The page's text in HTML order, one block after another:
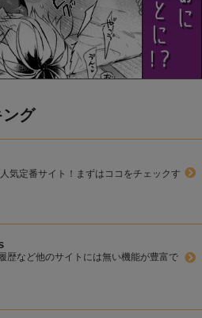
ング
気定番サイト！まずはココをチェックす
歴など他のサイトには無い機能が豊富で